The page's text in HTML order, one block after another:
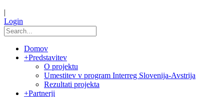
|
Login
Domov
+Predstavitev
O projektu
Umestitev v program Interreg Slovenija-Avstrija
Rezultati projekta
+Partnerji